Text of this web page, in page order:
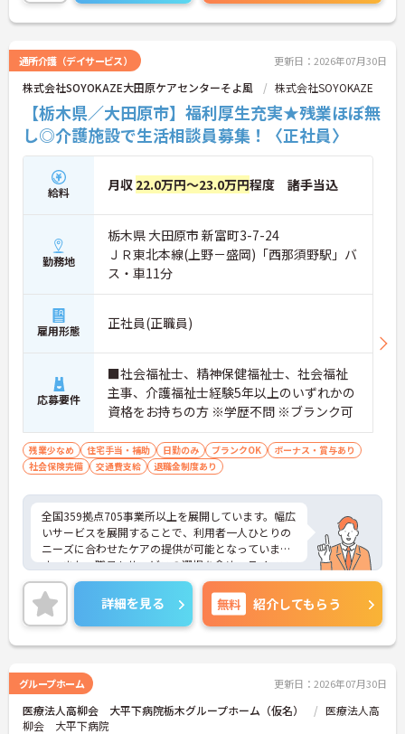
通所介護（デイサービス） 更新日：2026年07月30日
株式会社SOYOKAZE大田原ケアセンターそよ風 株式会社SOYOKAZE
【栃木県／大田原市】福利厚生充実★残業ほぼ無
し◎介護施設で生活相談員募集！〈正社員〉
給料 月収 22.0万円～23.0万円程度 諸手当込
勤務地
栃木県 大田原市 新富町3-7-24
ＪＲ東北本線(上野－盛岡)「西那須野駅」バ
ス・車11分
雇用形態 正社員(正職員)
応募要件
■社会福祉士、精神保健福祉士、社会福祉
主事、介護福祉士経験5年以上のいずれかの
資格をお持ちの方 ※学歴不問 ※ブランク可
残業少なめ 住宅手当・補助 日勤のみ ブランクOK
ボーナス・賞与あり
社会保険完備
交通費支給 退職金制度あり
全国359拠点705事業所以上を展開しています。幅広
いサービスを展開することで、利用者一人ひとりの
ニーズに合わせたケアの提供が可能となっていま
す。また、職員もサービスの選択を含め、ライフス
タイルに合わせた働き方の選択肢が多くあります。
入社時研修はもちろん、サービス・職種ごとに研修
カリキュラムが整っており学び成長できる環境で
す。
ご興味のある方は面接対策ポイントなどお話致しま
詳細を見る 無料 紹介してもらう
グループホーム 更新日：2026年07月30日
医療法人高柳会 大平下病院栃木グループホーム（仮名）
医療法人高
柳会 大平下病院